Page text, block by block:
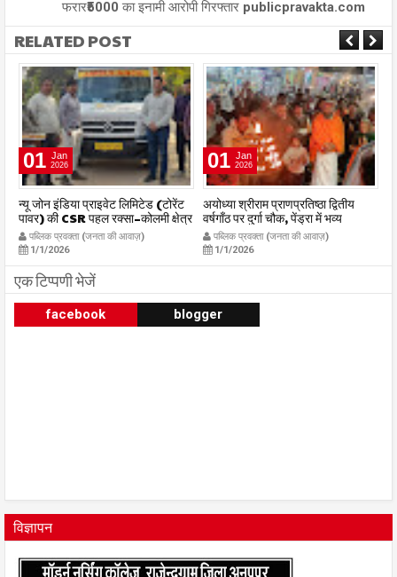
फरार₹5000 का इनामी आरोपी गिरफ्तार publicpravakta.com
RELATED POST
01 Jan
2026
न्यू जोन इंडिया प्राइवेट लिमिटेड (टोरेंट
पावर) की CSR पहल रक्सा–कोलमी क्षेत्र
में चलित अस्पताल एम्बुलेंस सेवा का
शुभारंभ publicpravakta.com
पब्लिक प्रवक्ता (जनता की आवाज़)
1/1/2026
01 Jan
2026
अयोध्या श्रीराम प्राणप्रतिष्ठा द्वितीय
वर्षगाँठ पर दुर्गा चौक, पेंड्रा में भव्य
महाआरती सम्पन्न
publicpravakta.com
पब्लिक प्रवक्ता (जनता की आवाज़)
1/1/2026
एक टिप्पणी भेजें
facebook blogger
विज्ञापन